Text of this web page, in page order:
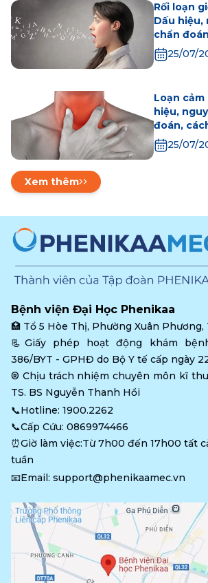
Rối loạn
Dấu hiệu,
chẩn
phòng
25/07/
Loạn cảm
hiệu,
đoán,
phòng
25/07/
Xem thêm
Bệnh viện Đại Học Phenikaa
🏥 Tổ 5 Hòe Thị, Phường Xuân Phương,
📃Giấy phép hoạt động khám
386/BYT - GPHĐ do Bộ Y tế cấp ngày
®️ Chịu trách nhiệm chuyên môn kĩ
TS. BS Nguyễn Thanh Hồi
📞Hotline: 1900.2262
📞Cấp Cứu: 0869974466
⏰Giờ làm việc:Từ 7h00 đến 17h00 tất
tuần
📧Email: support@phenikaamec.vn